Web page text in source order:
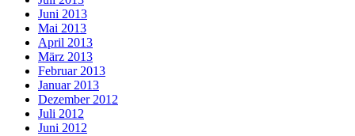
Juni 2013
Mai 2013
April 2013
März 2013
Februar 2013
Januar 2013
Dezember 2012
Juli 2012
Juni 2012